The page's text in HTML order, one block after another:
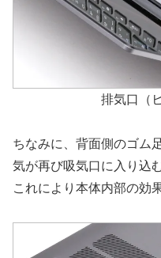
排気口（
ちなみに、背面側のゴム
気が再び吸気口に入り込
これにより本体内部の効